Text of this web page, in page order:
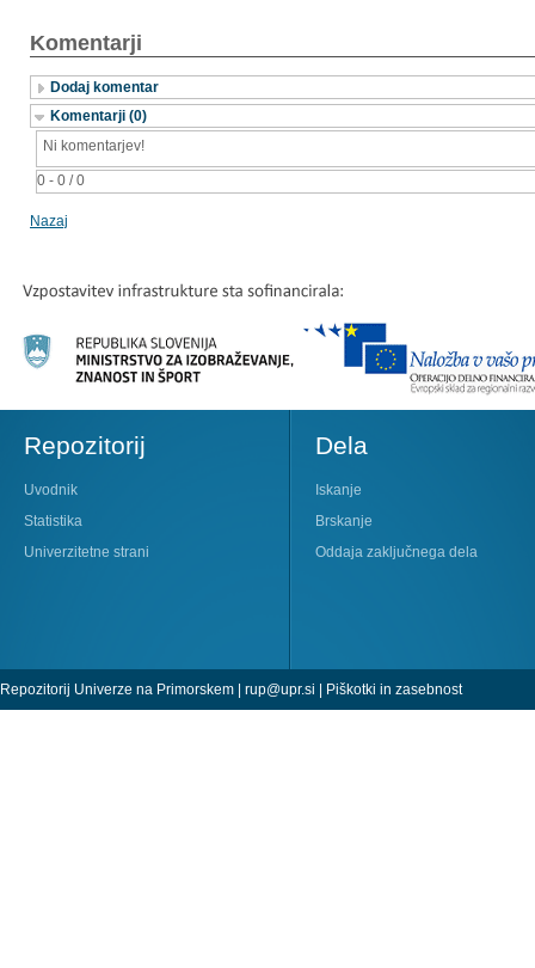
Komentarji
Dodaj komentar
Komentarji (0)
0 - 0 / 0
Ni komentarjev!
Nazaj
Repozitorij
Uvodnik
Statistika
Univerzitetne strani
Dela
Iskanje
Brskanje
Oddaja zaključnega dela
Repozitorij Univerze na Primorskem | rup@upr.si Piškotki in zasebnost